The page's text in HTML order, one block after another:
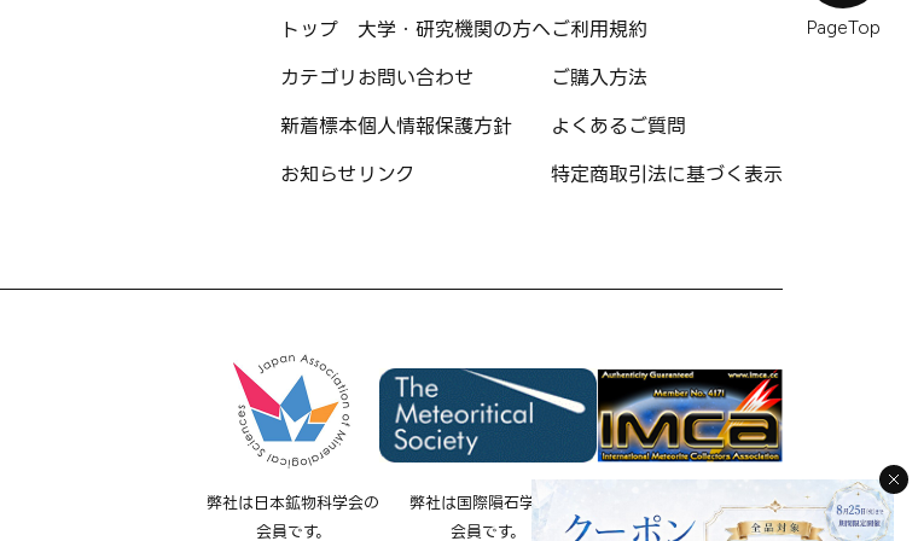
PageTop
トップ
カテゴリ
新着標本
お知らせ
大学・研究機関の方へ
お問い合わせ
個人情報保護方針
リンク
ご利用規約
ご購入方法
よくあるご質問
特定商取引法に基づく表示
弊社は日本鉱物科学会の
会員です。
弊社は国際隕石学会の
会員です。
弊社は国際隕石コレクタ
ー協会の会員です。